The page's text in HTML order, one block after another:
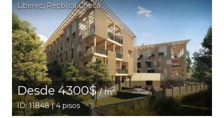
Liberec, Repblica Checa
Desde 4300$/ m2
ID: 11848 | 4 pisos